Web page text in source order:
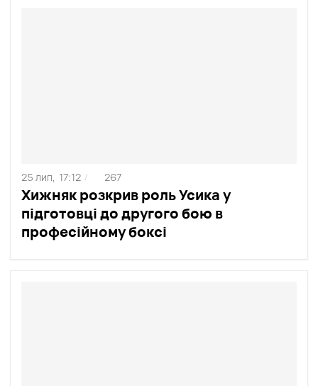
Хижняк розкрив роль Усика у
підготовці до другого бою в
професійному боксі
25 лип, 17:12 / 267